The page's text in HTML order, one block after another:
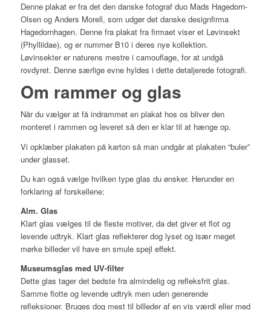
Denne plakat er fra det den danske fotograf duo Mads Hagedorn-
Olsen og Anders Morell, som udgør det danske designfirma
Hagedornhagen. Denne fra plakat fra firmaet viser et Løvinsekt
(Phylliidae), og er nummer B10 i deres nye kollektion.
Løvinsekter er naturens mestre i camouflage, for at undgå
rovdyret. Denne særlige evne hyldes i dette detaljerede fotografi.
Om rammer og glas
Når du vælger at få indrammet en plakat hos os bliver den
monteret i rammen og leveret så den er klar til at hænge op.
Vi opklæber plakaten på karton så man undgår at plakaten “buler”
under glasset.
Du kan også vælge hvilken type glas du ønsker. Herunder en
forklaring af forskellene:
Alm. Glas
Klart glas vælges til de fleste motiver, da det giver et flot og
levende udtryk. Klart glas reflekterer dog lyset og især meget
mørke billeder vil have en smule spejl effekt.
Museumsglas med UV-filter
Dette glas tager det bedste fra almindelig og refleksfrit glas.
Samme flotte og levende udtryk men uden generende
refleksioner. Bruges dog mest til billeder af en vis værdi eller med